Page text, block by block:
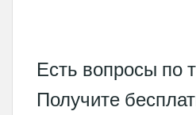
Есть вопросы по
Получите